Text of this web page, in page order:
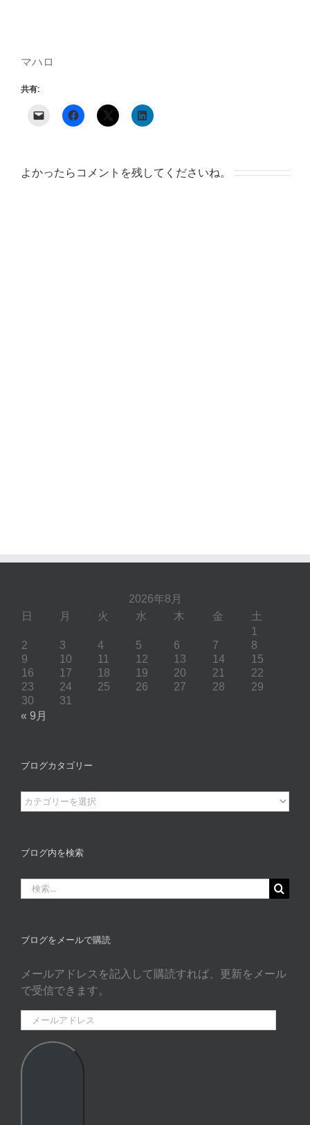
マハロ
共有:
よかったらコメントを残してくださいね。
2026年8月
日 月 火 水 木 金 土
1
2
3 4 5 6 7
8
9
10 11 12 13 14
15
16
17 18 19 20 21
22
23
24 25 26 27 28
29
30
31
« 9月
ブログカタゴリー
ブ
ロ
カ
ゴ
リ
ブログ内を検索
索
ブログをメールで購読
メールアドレスを記入して購読すれば、更新をメール
で受信できます。
ー
ル
ア